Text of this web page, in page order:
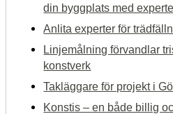
din byggplats med
Anlita experter för
Linjemålning förvandlar
konstverk
Takläggare för projekt i
Konstis – en både billig